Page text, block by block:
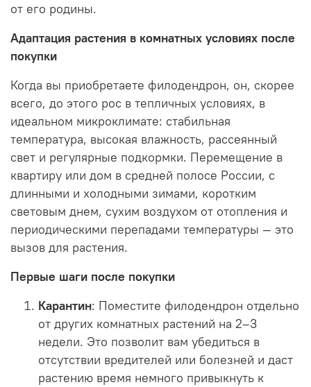
от его родины.
Адаптация растения в комнатных условиях после
покупки
Когда вы приобретаете филодендрон, он, скорее
всего, до этого рос в тепличных условиях, в
идеальном микроклимате: стабильная
температура, высокая влажность, рассеянный
свет и регулярные подкормки. Перемещение в
квартиру или дом в средней полосе России, с
длинными и холодными зимами, коротким
световым днем, сухим воздухом от отопления и
периодическими перепадами температуры — это
вызов для растения.
Первые шаги после покупки
Карантин: Поместите филодендрон отдельно
от других комнатных растений на 2–3
недели. Это позволит вам убедиться в
отсутствии вредителей или болезней и даст
растению время немного привыкнуть к